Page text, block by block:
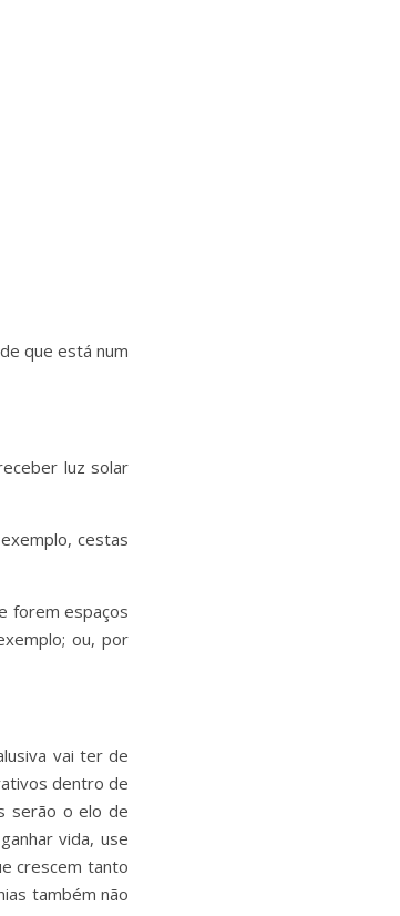
que está num
luz solar
cestas
forem espaços
ou, por
vai ter de
dentro de
serão o elo de
vida, use
crescem tanto
também não